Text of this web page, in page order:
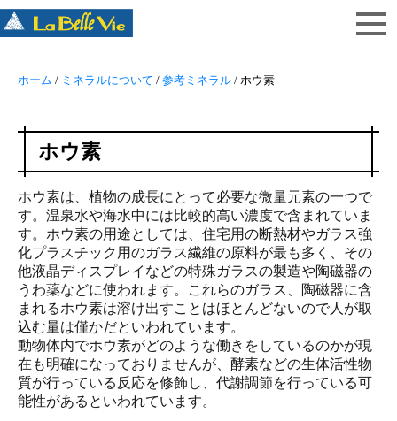
ホーム / ミネラルについて / 参考ミネラル / ホウ素
ホウ素
ホウ素は、植物の成長にとって必要な微量元素の一つで
す。温泉水や海水中には比較的高い濃度で含まれていま
す。ホウ素の用途としては、住宅用の断熱材やガラス強
化プラスチック用のガラス繊維の原料が最も多く、その
他液晶ディスプレイなどの特殊ガラスの製造や陶磁器の
うわ薬などに使われます。これらのガラス、陶磁器に含
まれるホウ素は溶け出すことはほとんどないので人が取
込む量は僅かだといわれています。
動物体内でホウ素がどのような働きをしているのかが現
在も明確になっておりませんが、酵素などの生体活性物
質が行っている反応を修飾し、代謝調節を行っている可
能性があるといわれています。